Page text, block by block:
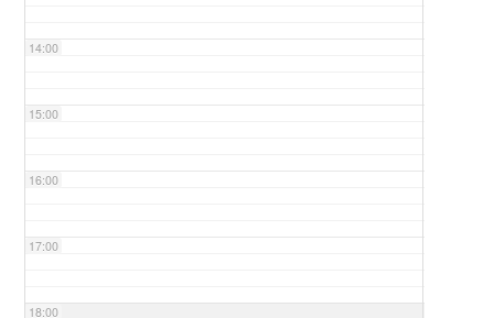
14:00
15:00
16:00
17:00
18:00